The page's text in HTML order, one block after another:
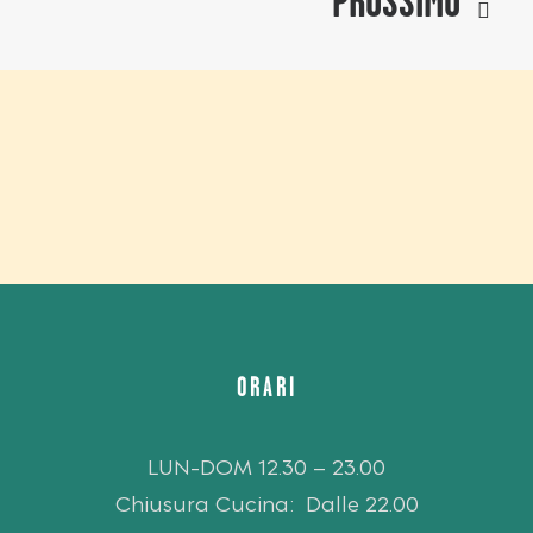
ORARI
LUN-DOM 12.30 – 23.00
Chiusura Cucina: Dalle 22.00